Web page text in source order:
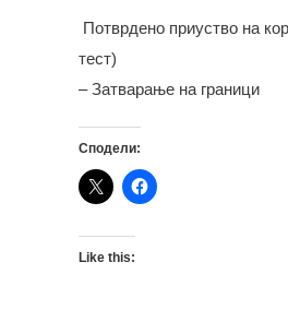
Потврдено приуство на
тест)
– Затварање на граници
Сподели:
Like this: